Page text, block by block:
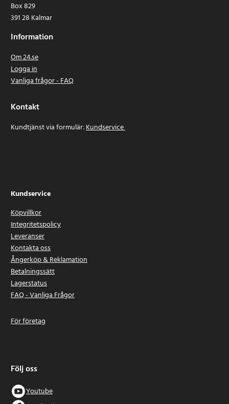
Box 829
391 28 Kalmar
Information
Om 24.se
Logga in
Vanliga frågor - FAQ
Kontakt
Kundtjänst via formulär:Kundservice
Kundservice
Köpvillkor
Integritetspolicy
Leveranser
Kontakta oss
Ångerköp & Reklamation
Betalningssätt
Lagerstatus
FAQ - Vanliga Frågor
För företag
Följ oss
Youtube